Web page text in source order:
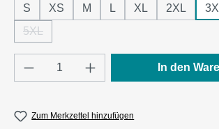
S XS M L XL 2XL
5XL
(Diese Option ist zurzeit nicht verfügbar.)
Produkt Anzahl: Gib den
In den
Zum Merkzettel hinzufügen